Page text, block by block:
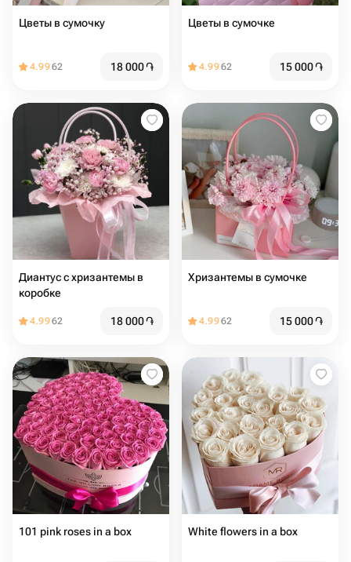
Цветы в сумочку
4.9962 18 000֏
Цветы в сумочке
4.9962 15 000֏
Диантус с хризантемы в
коробке
4.9962 18 000֏
Хризантемы в сумочке
4.9962 15 000֏
101 pink roses in a box White flowers in a box